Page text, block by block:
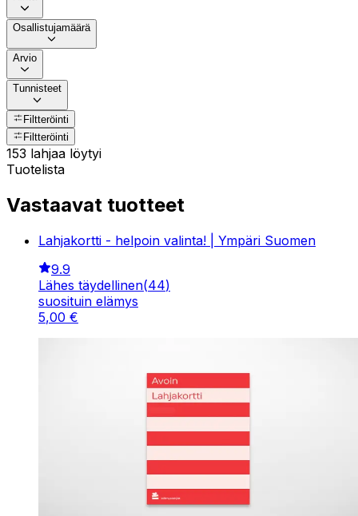
Osallistujamäärä
Arvio
Tunnisteet
Filtteröinti
Filtteröinti
153 lahjaa löytyi
Tuotelista
Vastaavat tuotteet
Lahjakortti - helpoin valinta! | Ympäri Suomen
9.9
Lähes täydellinen(44)
suosituin elämys
5,00 €